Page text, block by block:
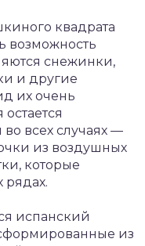
квадрата
возможность
снежинки,
и другие
их очень
всех случаях —
из воздушных
которые
рядах.
испанский
из